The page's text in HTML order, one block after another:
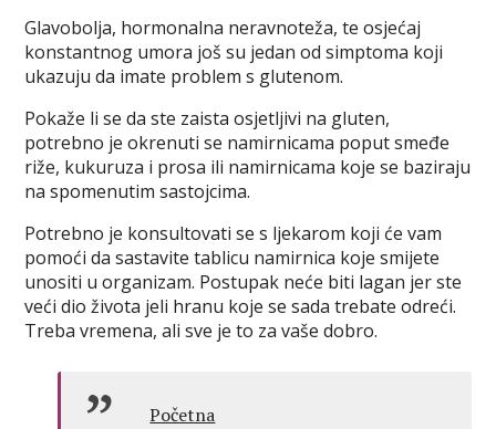
Glavobolja, hormonalna neravnoteža, te osjećaj
konstantnog umora još su jedan od simptoma koji
ukazuju da imate problem s glutenom.
Pokaže li se da ste zaista osjetljivi na gluten,
potrebno je okrenuti se namirnicama poput smeđe
riže, kukuruza i prosa ili namirnicama koje se baziraju
na spomenutim sastojcima.
Potrebno je konsultovati se s ljekarom koji će vam
pomoći da sastavite tablicu namirnica koje smijete
unositi u organizam. Postupak neće biti lagan jer ste
veći dio života jeli hranu koje se sada trebate odreći.
Treba vremena, ali sve je to za vaše dobro.
Početna